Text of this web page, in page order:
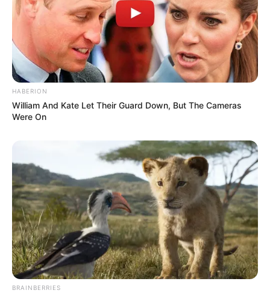
HABERION
William And Kate Let Their Guard Down, But The Cameras
Were On
BRAINBERRIES